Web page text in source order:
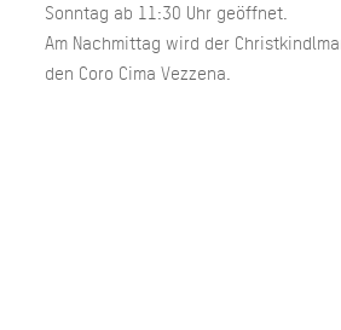
Sonntag ab 11:30 Uhr geöffnet.
Am Nachmittag wird der
den Coro Cima Vezzena.